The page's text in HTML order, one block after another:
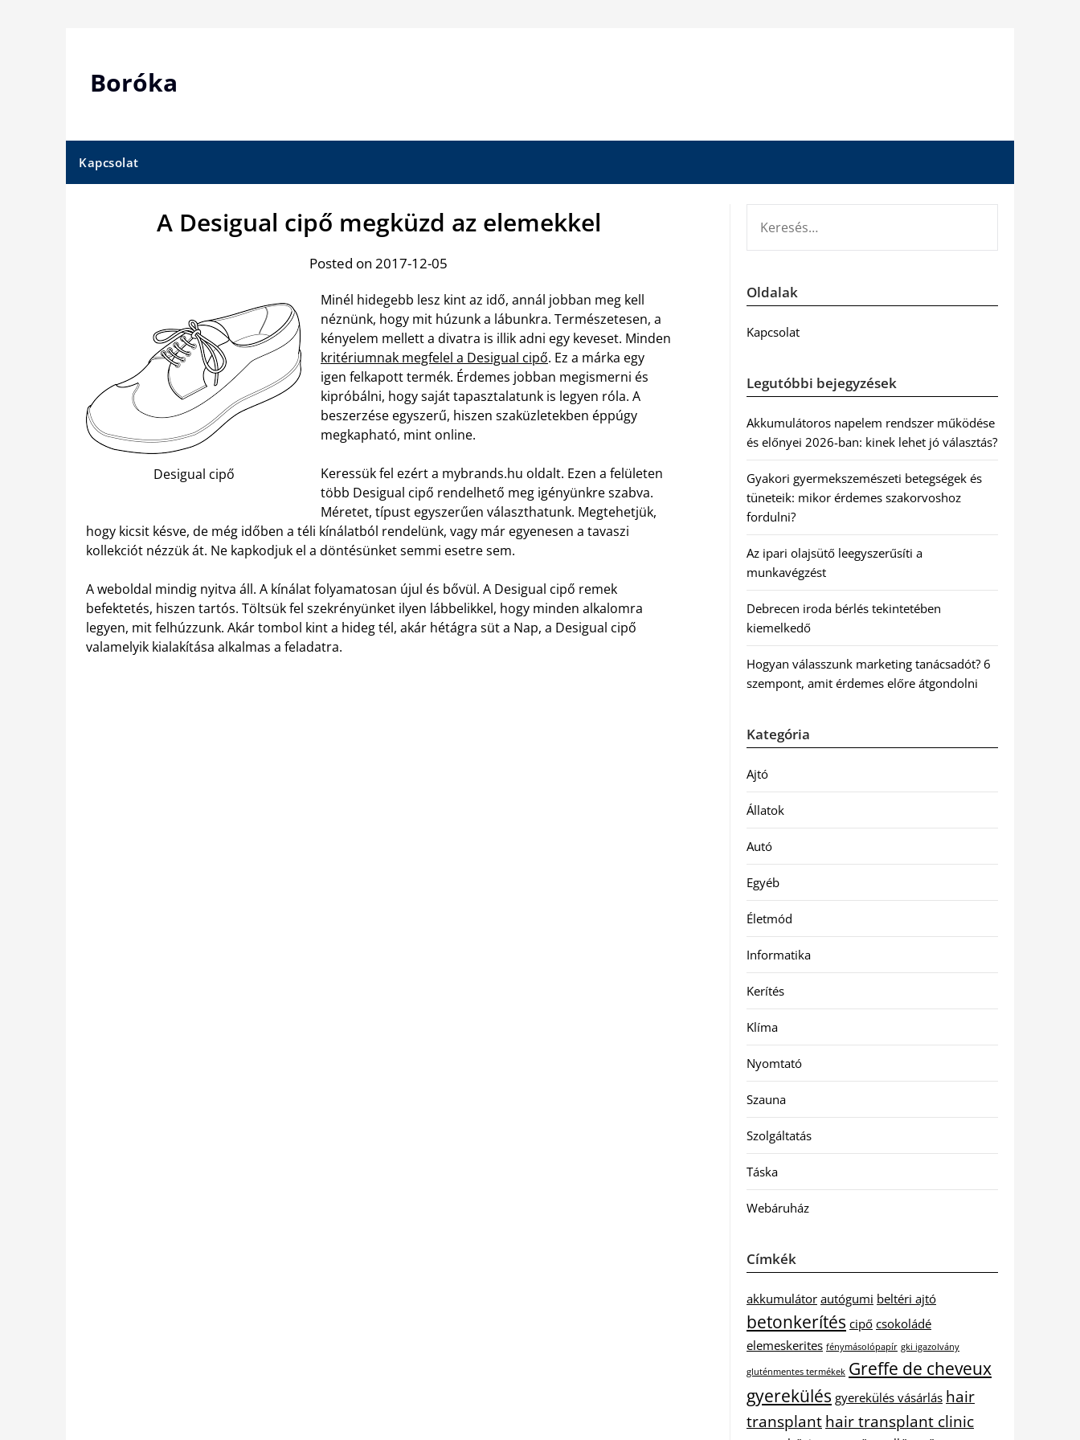
Boróka
Kapcsolat
A Desigual cipő megküzd az elemekkel
Posted on 2017-12-05
Desigual cipő
Minél hidegebb lesz kint az idő, annál jobban meg kell
néznünk, hogy mit húzunk a lábunkra. Természetesen, a
kényelem mellett a divatra is illik adni egy keveset. Minden
kritériumnak megfelel a Desigual cipő. Ez a márka egy
igen felkapott termék. Érdemes jobban megismerni és
kipróbálni, hogy saját tapasztalatunk is legyen róla. A
beszerzése egyszerű, hiszen szaküzletekben éppúgy
megkapható, mint online.
Keressük fel ezért a mybrands.hu oldalt. Ezen a felületen
több Desigual cipő rendelhető meg igényünkre szabva.
Méretet, típust egyszerűen választhatunk. Megtehetjük,
hogy kicsit késve, de még időben a téli kínálatból rendelünk, vagy már egyenesen a tavaszi
kollekciót nézzük át. Ne kapkodjuk el a döntésünket semmi esetre sem.
A weboldal mindig nyitva áll. A kínálat folyamatosan újul és bővül. A Desigual cipő remek
befektetés, hiszen tartós. Töltsük fel szekrényünket ilyen lábbelikkel, hogy minden alkalomra
legyen, mit felhúzzunk. Akár tombol kint a hideg tél, akár hétágra süt a Nap, a Desigual cipő
valamelyik kialakítása alkalmas a feladatra.
Oldalak
Kapcsolat
Legutóbbi bejegyzések
Akkumulátoros napelem rendszer működése
és előnyei 2026-ban: kinek lehet jó választás?
Gyakori gyermekszemészeti betegségek és
tüneteik: mikor érdemes szakorvoshoz
fordulni?
Az ipari olajsütő leegyszerűsíti a
munkavégzést
Debrecen iroda bérlés tekintetében
kiemelkedő
Hogyan válasszunk marketing tanácsadót? 6
szempont, amit érdemes előre átgondolni
Kategória
Ajtó
Állatok
Autó
Egyéb
Életmód
Informatika
Kerítés
Klíma
Nyomtató
Szauna
Szolgáltatás
Táska
Webáruház
Címkék
akkumulátor autógumi beltéri ajtó
betonkerítés cipő csokoládé
elemeskerites fénymásolópapír gki igazolvány
gluténmentes termékek Greffe de cheveux
gyerekülés gyerekülés vásárlás hair
transplant hair transplant clinic